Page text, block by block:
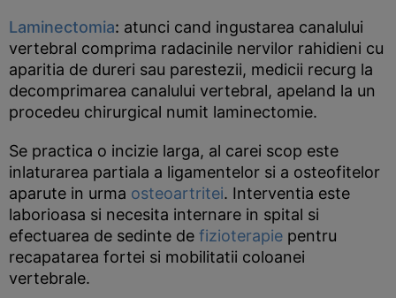
Laminectomia: atunci cand ingustarea canalului
vertebral comprima radacinile nervilor rahidieni cu
aparitia de dureri sau parestezii, medicii recurg la
decomprimarea canalului vertebral, apeland la un
procedeu chirurgical numit laminectomie.
Se practica o incizie larga, al carei scop este
inlaturarea partiala a ligamentelor si a osteofitelor
aparute in urma osteoartritei. Interventia este
laborioasa si necesita internare in spital si
efectuarea de sedinte de fizioterapie pentru
recapatarea fortei si mobilitatii coloanei
vertebrale.